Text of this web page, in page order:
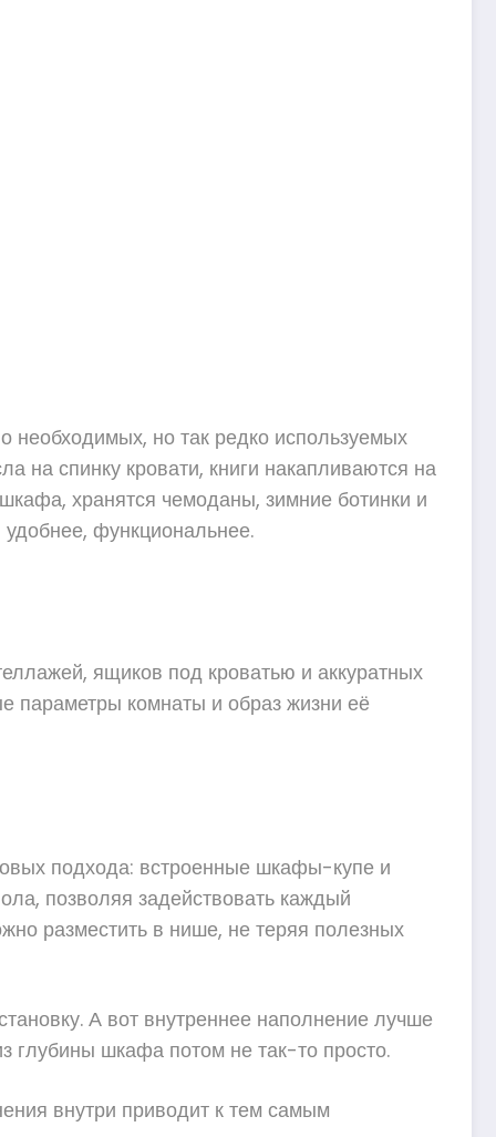
необходимых, но так редко используемых
на спинку кровати, книги накапливаются на
хранятся чемоданы, зимние ботинки и
функциональнее.
ящиков под кроватью и аккуратных
параметры комнаты и образ жизни её
подхода: встроенные шкафы-купе и
позволяя задействовать каждый
разместить в нише, не теряя полезных
А вот внутреннее наполнение лучше
глубины шкафа потом не так-то просто.
внутри приводит к тем самым